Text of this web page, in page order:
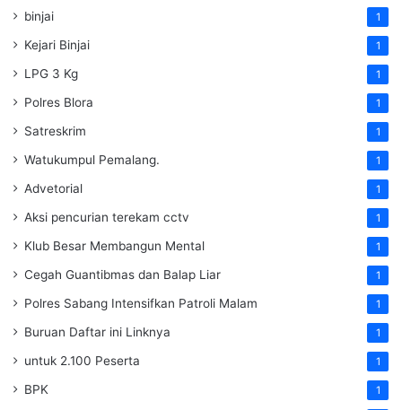
binjai 1
Kejari Binjai 1
LPG 3 Kg 1
Polres Blora 1
Satreskrim 1
Watukumpul Pemalang. 1
Advetorial 1
Aksi pencurian terekam cctv 1
Klub Besar Membangun Mental 1
Cegah Guantibmas dan Balap Liar 1
Polres Sabang Intensifkan Patroli Malam 1
Buruan Daftar ini Linknya 1
untuk 2.100 Peserta 1
BPK 1